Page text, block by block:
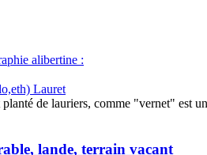
alibertine :
Lauret
de lauriers, comme "vernet" est
lande, terrain vacant